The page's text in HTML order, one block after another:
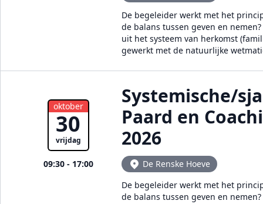
De begeleider werkt met het
de balans tussen geven en
uit het systeem van herkomst
gewerkt met de natuurlijke
oktober
30
vrijdag
09:30 - 17:00
Systemische/
Paard en
2026
De Renske Hoeve
De begeleider werkt met het
de balans tussen geven en